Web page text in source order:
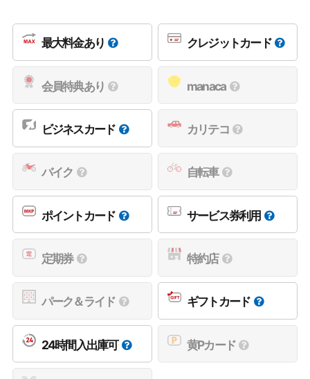
最大料金あり クレジットカード
会員特典あり manaca
ビジネスカード カリテコ
バイク 自転車
ポイントカード サービス券利用
定期券 特約店
パーク＆ライド ギフトカード
24時間入出庫可 黄Pカード